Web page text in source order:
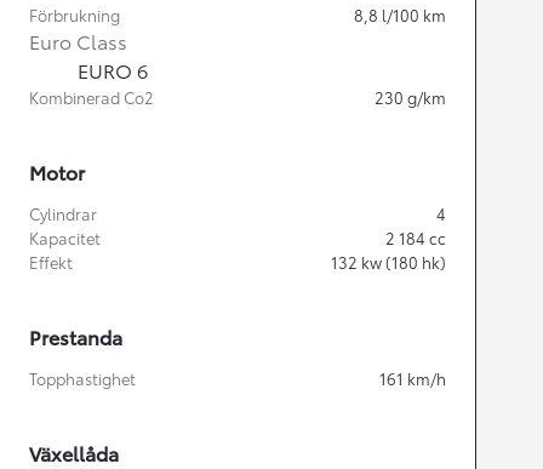
Förbrukning 8,8 l/100 km
Euro Class
EURO 6
Kombinerad Co2 230 g/km
Motor
Cylindrar
4
Kapacitet
2 184 cc
Effekt
132 kw (180 hk)
Prestanda
Topphastighet 161 km/h
Växellåda